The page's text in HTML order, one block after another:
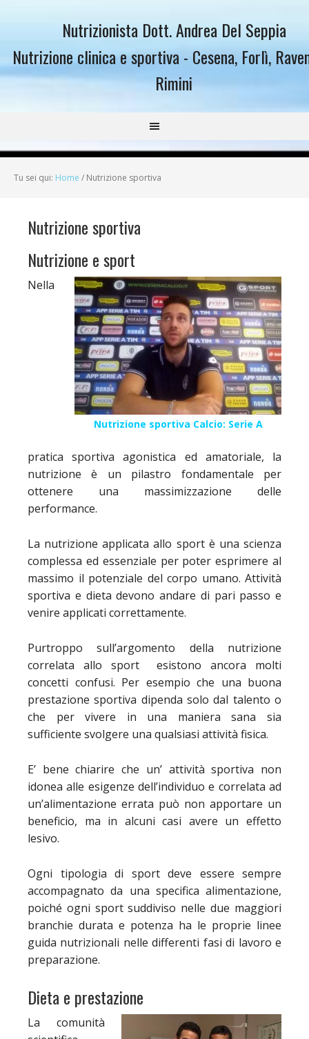
Nutrizionista Dott. Andrea Del Seppia
Nutrizione clinica e sportiva - Cesena, Forlì,
Rimini
Tu sei qui: Home / Nutrizione sportiva
Nutrizione sportiva
Nutrizione e sport
Nutrizione sportiva Calcio: Serie A
Nella
pratica sportiva agonistica ed amatoriale, la
nutrizione è un pilastro fondamentale per
ottenere una massimizzazione delle
performance.
La nutrizione applicata allo sport è una scienza
complessa ed essenziale per poter esprimere al
massimo il potenziale del corpo umano. Attività
sportiva e dieta devono andare di pari passo e
venire applicati correttamente.
Purtroppo sull’argomento della nutrizione
correlata allo sport esistono ancora molti
concetti confusi. Per esempio che una buona
prestazione sportiva dipenda solo dal talento o
che per vivere in una maniera sana sia
sufficiente svolgere una qualsiasi attività fisica.
E’ bene chiarire che un’ attività sportiva non
idonea alle esigenze dell’individuo e correlata ad
un’alimentazione errata può non apportare un
beneficio, ma in alcuni casi avere un effetto
lesivo.
Ogni tipologia di sport deve essere sempre
accompagnato da una specifica alimentazione,
poiché ogni sport suddiviso nelle due maggiori
branchie durata e potenza ha le proprie linee
guida nutrizionali nelle differenti fasi di lavoro e
preparazione.
Dieta e prestazione
La comunità